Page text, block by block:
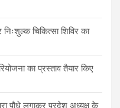
निःशुल्क चिकित्सा शिविर का
का प्रस्ताव तैयार किए
पौधे लगाकर प्रदेश अध्यक्ष के